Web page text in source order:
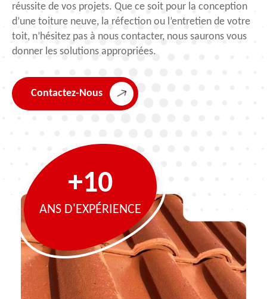
réussite de vos projets. Que ce soit pour la conception
d’une toiture neuve, la réfection ou l’entretien de votre
toit, n’hésitez pas à nous contacter, nous saurons vous
donner les solutions appropriées.
Contactez-Nous
+10
ANS D'EXPÉRIENCE